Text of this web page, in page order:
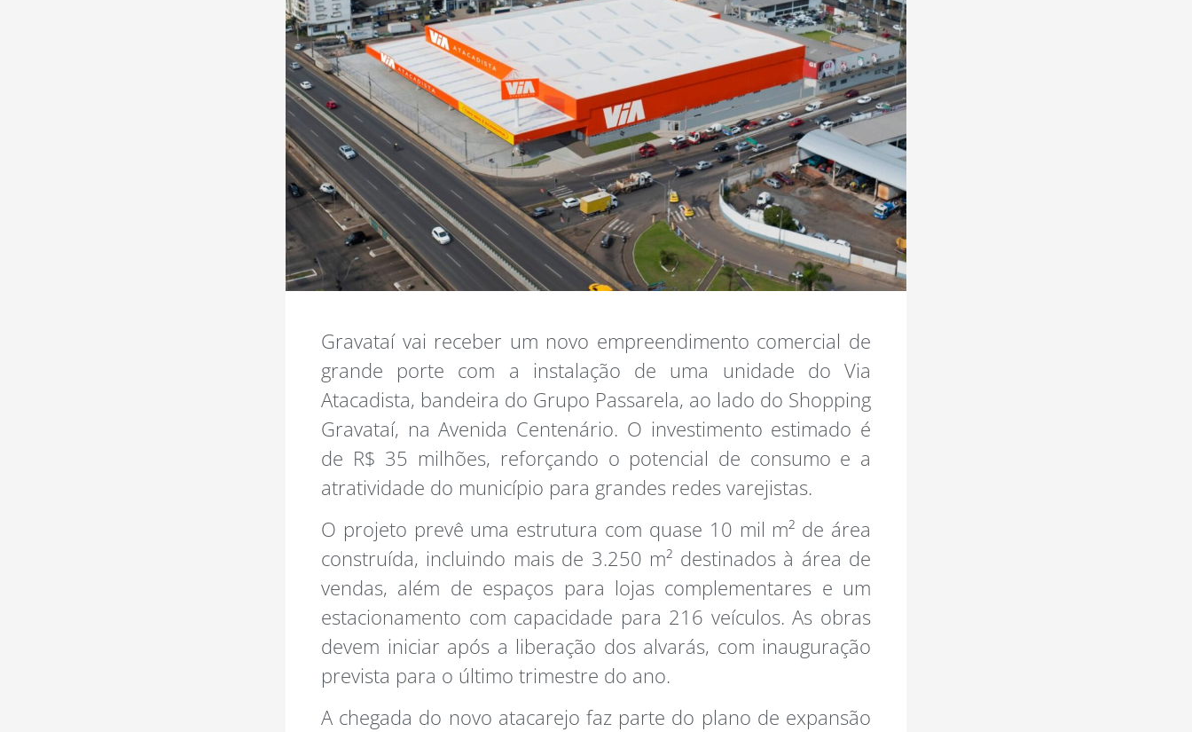
Gravataí vai receber um novo empreendimento comercial de
grande porte com a instalação de uma unidade do Via
Atacadista, bandeira do Grupo Passarela, ao lado do Shopping
Gravataí, na Avenida Centenário. O investimento estimado é
de R$ 35 milhões, reforçando o potencial de consumo e a
atratividade do município para grandes redes varejistas.
O projeto prevê uma estrutura com quase 10 mil m² de área
construída, incluindo mais de 3.250 m² destinados à área de
vendas, além de espaços para lojas complementares e um
estacionamento com capacidade para 216 veículos. As obras
devem iniciar após a liberação dos alvarás, com inauguração
prevista para o último trimestre do ano.
A chegada do novo atacarejo faz parte do plano de expansão